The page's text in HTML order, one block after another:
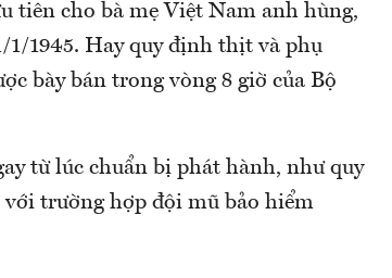
tiên cho bà mẹ Việt Nam anh hùng,
1/1945. Hay quy định thịt và phụ
bày bán trong vòng 8 giờ của Bộ
từ lúc chuẩn bị phát hành, như quy
trường hợp đội mũ bảo hiểm